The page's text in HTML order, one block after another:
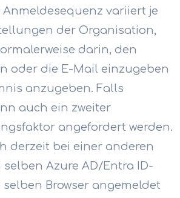
Anmeldesequenz variiert je
der Organisation,
darin, den
oder die E-Mail einzugeben
anzugeben. Falls
auch ein zweiter
angefordert werden.
derzeit bei einer anderen
Azure AD/Entra ID-
Browser angemeldet